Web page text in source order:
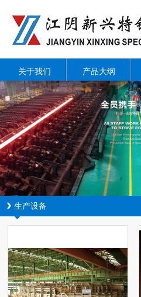
关于我们 产品大纲
生产设备